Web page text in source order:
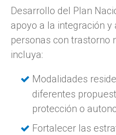
Desarrollo del Plan
apoyo a la integración
personas con trastorno
incluya:
Modalidades
diferentes
protección o
Fortalecer las